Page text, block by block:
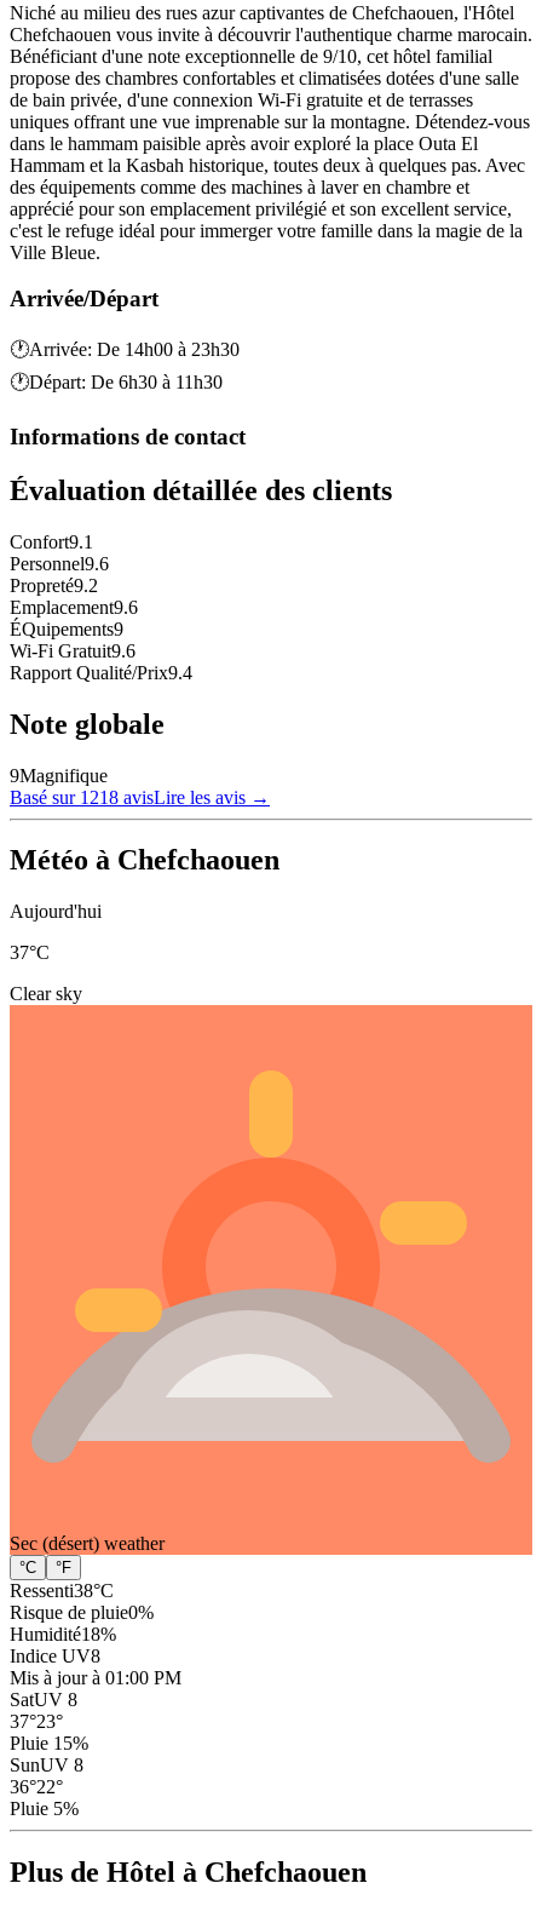
Niché au milieu des rues azur captivantes de Chefchaouen, l'Hôtel
Chefchaouen vous invite à découvrir l'authentique charme marocain.
Bénéficiant d'une note exceptionnelle de 9/10, cet hôtel familial
propose des chambres confortables et climatisées dotées d'une salle
de bain privée, d'une connexion Wi-Fi gratuite et de terrasses
uniques offrant une vue imprenable sur la montagne. Détendez-vous
dans le hammam paisible après avoir exploré la place Outa El
Hammam et la Kasbah historique, toutes deux à quelques pas. Avec
des équipements comme des machines à laver en chambre et
apprécié pour son emplacement privilégié et son excellent service,
c'est le refuge idéal pour immerger votre famille dans la magie de la
Ville Bleue.
Arrivée/Départ
🕐Arrivée: De 14h00 à 23h30
🕐Départ: De 6h30 à 11h30
Informations de contact
Évaluation détaillée des clients
Confort9.1
Personnel9.6
Propreté9.2
Emplacement9.6
ÉQuipements9
Wi-Fi Gratuit9.6
Rapport Qualité/Prix9.4
Note globale
9Magnifique
Basé sur 1218 avisLire les avis →
Météo à Chefchaouen
Aujourd'hui
37°C
Clear sky
Sec (désert) weather
°C °F
Ressenti38°C
Risque de pluie0%
Humidité18%
Indice UV8
Mis à jour à 01:00 PM
SatUV 8
37°23°
Pluie 15%
SunUV 8
36°22°
Pluie 5%
Plus de Hôtel à Chefchaouen